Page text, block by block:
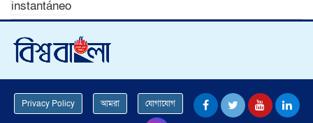
Privacy Policy আমরা যোগাযোগ